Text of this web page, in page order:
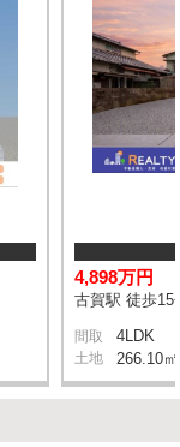
4,898万円
古賀駅 徒歩15
間取 4LDK
土地 266.10㎡